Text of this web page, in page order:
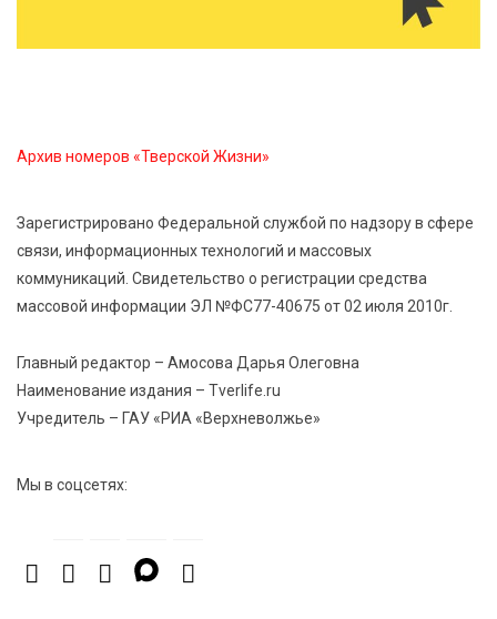
21 компания Верхневолжья получила статус
Спорт и дисциплина: транспортные полицейские
5 Авг 2026 15:56 501
Виталий Королев дал старт новым туристическим
проектам в регионе
5 Авг 2026 15:32 396
В Калининском округе отметят День
физкультурника масштабной Спартакиадой
Архив номеров «Тверской Жизни»
Зарегистрировано Федеральной службой по надзору в сфере
связи, информационных технологий и массовых
коммуникаций. Свидетельство о регистрации средства
массовой информации ЭЛ №ФС77-40675 от 02 июля 2010г.
Главный редактор – Амосова Дарья Олеговна
Наименование издания – Tverlife.ru
Учредитель – ГАУ «РИА «Верхневолжье»
Мы в соцсетях: